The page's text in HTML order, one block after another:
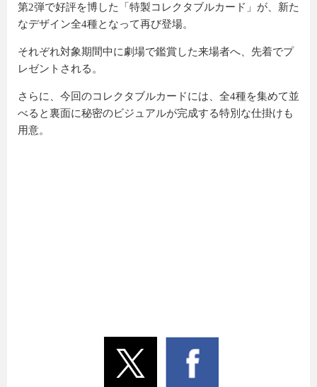
第2弾で好評を博した「特製コレクタブルカード」が、新た
なデザイン全4種となって再び登場。
それぞれ対象期間中に劇場で鑑賞した来場者へ、先着でプ
レゼントされる。
さらに、今回のコレクタブルカードには、全4種を集めて並
べると裏面に秘密のビジュアルが完成する特別な仕掛けも
用意。